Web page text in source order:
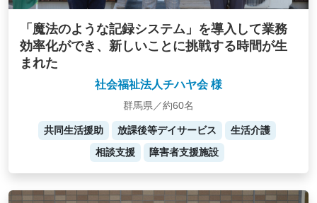
「魔法のような記録システム」を導入して業務
効率化ができ、新しいことに挑戦する時間が生
まれた
社会福祉法人チハヤ会 様
群馬県／約60名
共同生活援助 放課後等デイサービス
生活介護
相談支援
障害者支援施設